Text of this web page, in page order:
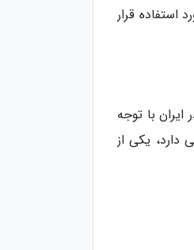
قرار
با توجه
یکی از